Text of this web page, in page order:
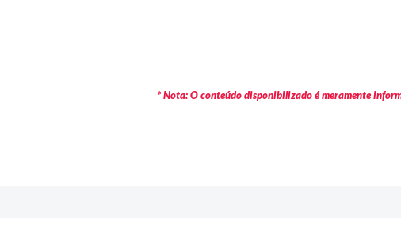
* Nota: O conteúdo disponibilizado é meramente